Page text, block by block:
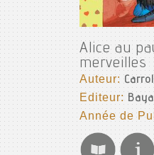
Alice au
merveilles
Auteur:
Editeur:
Année de